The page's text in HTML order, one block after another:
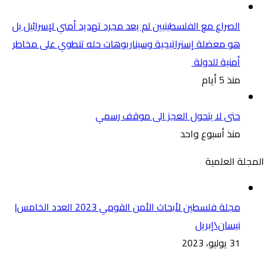
الصراع مع الفلسطينيين لم يعد مجرد تهديد أمني لإسرائيل بل
هو معضلة إستراتيجية وسيناريوهات حله تنطوي على مخاطر
أمنية للدولة
منذ 5 أيام
حتى لا يتحول العجز الى موقف رسمي
منذ أسبوع واحد
المجلة العلمية
مجلة فلسطين لأبحاث الأمن القومي 2023 العدد الخامس|
نيسان\إبريل
31 يوليو، 2023